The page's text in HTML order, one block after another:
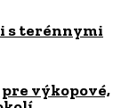
s terénnymi
výkopové,